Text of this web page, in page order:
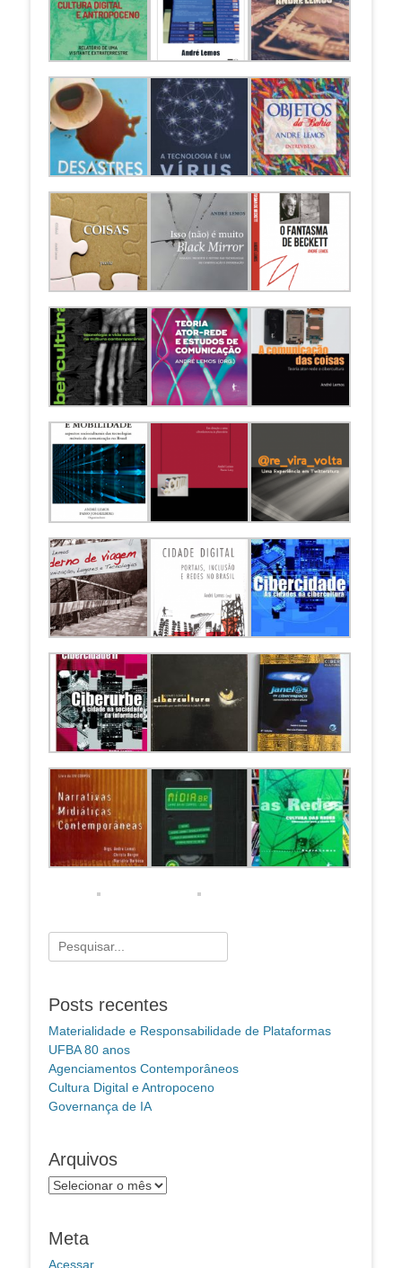
Pesquisar
por:
Posts recentes
Materialidade e Responsabilidade de Plataformas
UFBA 80 anos
Agenciamentos Contemporâneos
Cultura Digital e Antropoceno
Governança de IA
Arquivos
Arquivos
Meta
Acessar